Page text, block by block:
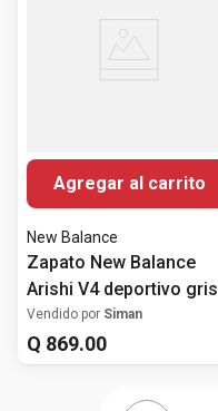
Agregar al carrito
New Balance
Zapato New Balance
Arishi V4 deportivo gris
para hombre
Vendido por Siman
Q 869.00